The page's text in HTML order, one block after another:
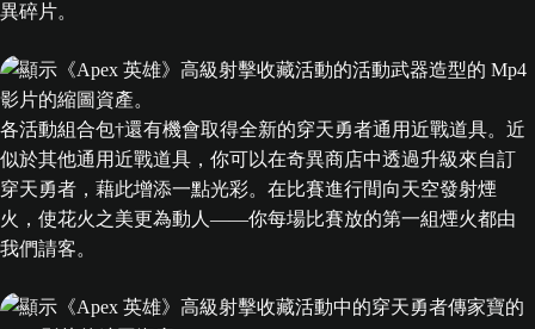
異碎片。
各活動組合包†還有機會取得全新的穿天勇者通用近戰道具。近
似於其他通用近戰道具，你可以在奇異商店中透過升級來自訂
穿天勇者，藉此增添一點光彩。在比賽進行間向天空發射煙
火，使花火之美更為動人——你每場比賽放的第一組煙火都由
我們請客。